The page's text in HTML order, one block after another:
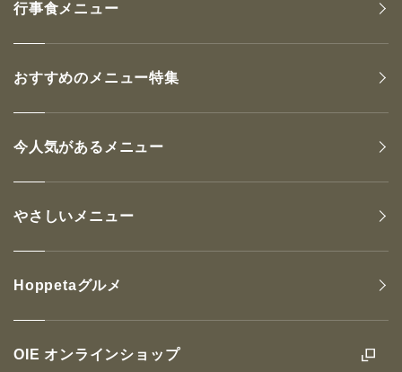
OIE オンラインショップ
行事食メニュー
おすすめのメニュー特集
今人気があるメニュー
やさしいメニュー
Hoppetaグルメ